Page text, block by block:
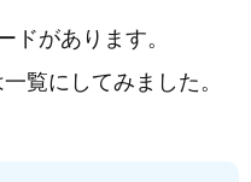
ドがあります。
覧にしてみました。